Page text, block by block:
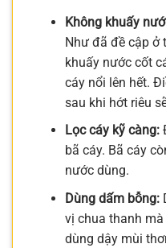
Không khuấy
Như đã đề cập ở
khuấy nước cốt
cáy nổi lên hết.
sau khi hớt riêu
Lọc cáy kỹ càng:
bã cáy. Bã cáy
nước dùng.
Dùng dấm bỗng:
vị chua thanh
dùng dậy mùi